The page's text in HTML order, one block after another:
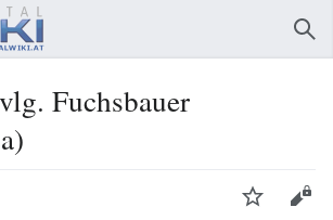
Fuchsbauer
Beobachten Bearbeiten